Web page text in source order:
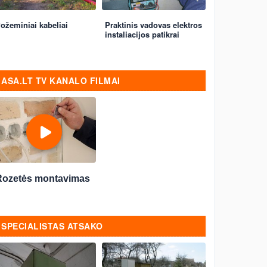
kabeliai
Praktinis vadovas elektros
instaliacijos patikrai
ASA.LT TV KANALO FILMAI
montavimas
SPECIALISTAS ATSAKO